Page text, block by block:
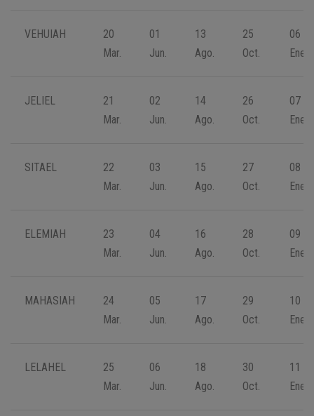
VEHUIAH
20
Mar.
01
Jun.
13
Ago.
25
Oct.
06
Ene.
JELIEL
21
Mar.
02
Jun.
14
Ago.
26
Oct.
07
Ene.
SITAEL
22
Mar.
03
Jun.
15
Ago.
27
Oct.
08
Ene.
ELEMIAH
23
Mar.
04
Jun.
16
Ago.
28
Oct.
09
Ene.
MAHASIAH
24
Mar.
05
Jun.
17
Ago.
29
Oct.
10
Ene.
LELAHEL
25
Mar.
06
Jun.
18
Ago.
30
Oct.
11
Ene.